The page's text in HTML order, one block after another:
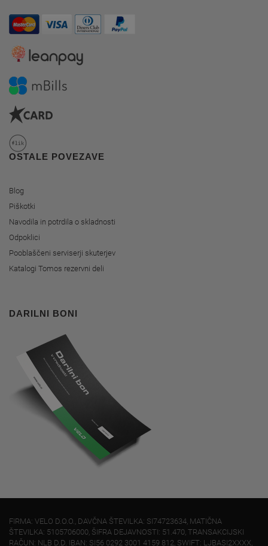
OSTALE POVEZAVE
Blog
Piškotki
Navodila in potrdila o skladnosti
Odpoklici
Pooblaščeni serviserji skuterjev
Katalogi Tomos rezervni deli
DARILNI BONI
FIRMA: VELO D.O.O., DAVČNA ŠTEVILKA: SI74723634, MATIČNA
ŠTEVILKA: 5105706000, ŠIFRA DEJAVNOSTI: 51.470, TRANSAKCIJSKI
RAČUN: NLB D.D. IBAN: SI56 0292 3001 4159 812, SWIFT: LJBASI2XXXX,